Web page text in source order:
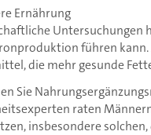
Ernährung
Untersuchungen
führen
die mehr gesunde
Sie
raten
insbesondere